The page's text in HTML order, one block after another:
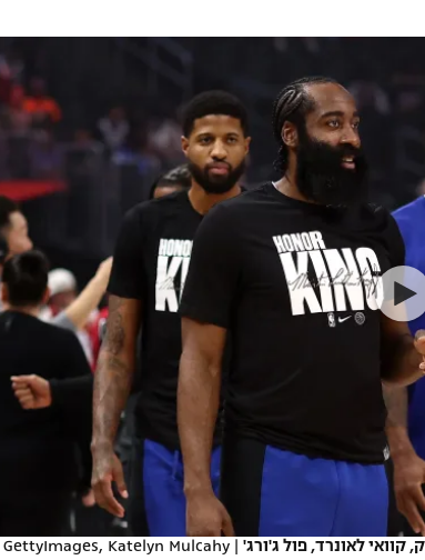
ליגה סינית
ליגות נוספות
לאונרד, פול ג'ורג' |
GettyImages, Katelyn Mulcahy